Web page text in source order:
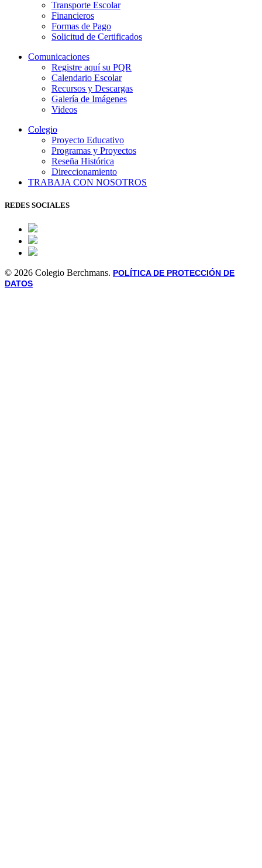
Transporte Escolar
Financieros
Formas de Pago
Solicitud de Certificados
Comunicaciones
Registre aquí su PQR
Calendario Escolar
Recursos y Descargas
Galería de Imágenes
Videos
Colegio
Proyecto Educativo
Programas y Proyectos
Reseña Histórica
Direccionamiento
TRABAJA CON NOSOTROS
REDES SOCIALES
© 2026 Colegio Berchmans. POLÍTICA DE PROTECCIÓN DE
DATOS